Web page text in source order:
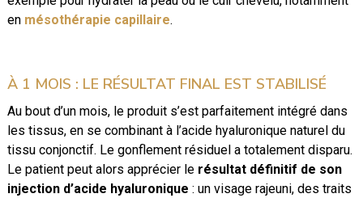
en mésothérapie capillaire.
À 1 MOIS : LE RÉSULTAT FINAL EST STABILISÉ
Au bout d’un mois, le produit s’est parfaitement intégré dans
les tissus, en se combinant à l’acide hyaluronique naturel du
tissu conjonctif. Le gonflement résiduel a totalement disparu.
Le patient peut alors apprécier le résultat définitif de son
injection d’acide hyaluronique : un visage rajeuni, des traits